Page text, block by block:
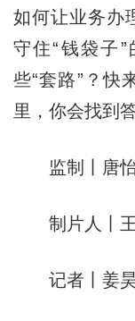
如何让业务办
守住“钱袋子
些“套路”？快
里，你会找到
监制丨唐
制片人丨
记者丨姜